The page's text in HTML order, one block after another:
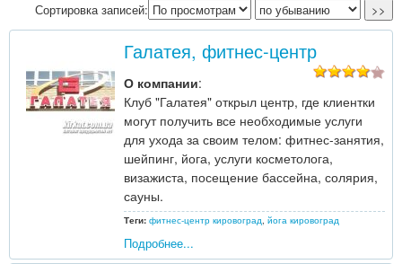
Сортировка записей:
Галатея, фитнес-центр
О компании:
Клуб "Галатея" открыл центр, где клиентки
могут получить все необходимые услуги
для ухода за своим телом: фитнес-занятия,
шейпинг, йога, услуги косметолога,
визажиста, посещение бассейна, солярия,
сауны.
Теги: фитнес-центр кировоград йога кировоград
Подробнее...